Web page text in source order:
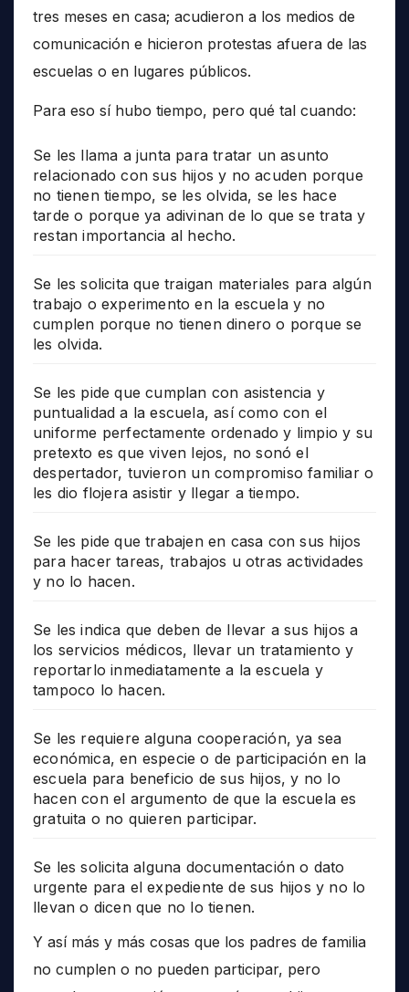
tres meses en casa; acudieron a los medios de
comunicación e hicieron protestas afuera de las
escuelas o en lugares públicos.
Para eso sí hubo tiempo, pero qué tal cuando:
Se les llama a junta para tratar un asunto
relacionado con sus hijos y no acuden porque
no tienen tiempo, se les olvida, se les hace
tarde o porque ya adivinan de lo que se trata y
restan importancia al hecho.
Se les solicita que traigan materiales para algún
trabajo o experimento en la escuela y no
cumplen porque no tienen dinero o porque se
les olvida.
Se les pide que cumplan con asistencia y
puntualidad a la escuela, así como con el
uniforme perfectamente ordenado y limpio y su
pretexto es que viven lejos, no sonó el
despertador, tuvieron un compromiso familiar o
les dio flojera asistir y llegar a tiempo.
Se les pide que trabajen en casa con sus hijos
para hacer tareas, trabajos u otras actividades
y no lo hacen.
Se les indica que deben de llevar a sus hijos a
los servicios médicos, llevar un tratamiento y
reportarlo inmediatamente a la escuela y
tampoco lo hacen.
Se les requiere alguna cooperación, ya sea
económica, en especie o de participación en la
escuela para beneficio de sus hijos, y no lo
hacen con el argumento de que la escuela es
gratuita o no quieren participar.
Se les solicita alguna documentación o dato
urgente para el expediente de sus hijos y no lo
llevan o dicen que no lo tienen.
Y así más y más cosas que los padres de familia
no cumplen o no pueden participar, pero